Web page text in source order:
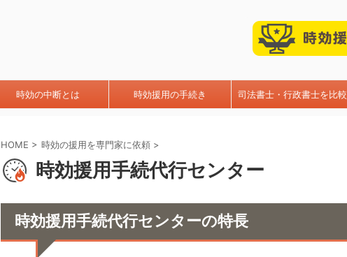
時効の中断とは 時効援用の手続き 司法書士・行政書士を比較
HOME > 時効の援用を専門家に依頼 >
時効援用手続代行センター
時効援用手続代行センターの特長